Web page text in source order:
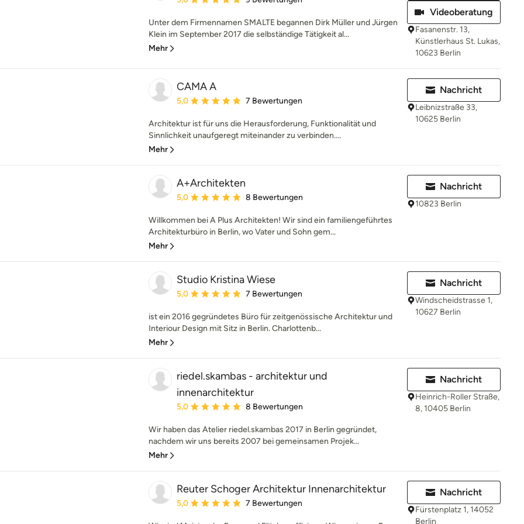
Unter dem Firmennamen SMALTE begannen Dirk Müller und Jürgen
Klein im September 2017 die selbständige Tätigkeit al...
Mehr
Videoberatung
Fasanenstr. 13,
Künstlerhaus St. Lukas,
10623 Berlin
CAMA A
Durchschnittliche Bewertung: 5 von 5 Sternen
5,0 7 Bewertungen
Architektur ist für uns die Herausforderung, Funktionalität und
Sinnlichkeit unaufgeregt miteinander zu verbinden....
Mehr
Nachricht
Leibnizstraße 33,
10625 Berlin
A+Architekten
Durchschnittliche Bewertung: 5 von 5 Sternen
5,0 8 Bewertungen
Willkommen bei A Plus Architekten! Wir sind ein familiengeführtes
Architekturbüro in Berlin, wo Vater und Sohn gem...
Mehr
Nachricht
10823 Berlin
Studio Kristina Wiese
Durchschnittliche Bewertung: 5 von 5 Sternen
5,0 7 Bewertungen
ist ein 2016 gegründetes Büro für zeitgenössische Architektur und
Interiour Design mit Sitz in Berlin. Charlottenb...
Mehr
Nachricht
Windscheidstrasse 1,
10627 Berlin
riedel.skambas - architektur und
innenarchitektur
Durchschnittliche Bewertung: 5 von 5 Sternen
5,0 8 Bewertungen
Wir haben das Atelier riedel.skambas 2017 in Berlin gegründet,
nachdem wir uns bereits 2007 bei gemeinsamen Projek...
Mehr
Nachricht
Heinrich-Roller Straße,
8, 10405 Berlin
Reuter Schoger Architektur Innenarchitektur
Durchschnittliche Bewertung: 5 von 5 Sternen
5,0 7 Bewertungen
Nachricht
Fürstenplatz 1, 14052
Berlin